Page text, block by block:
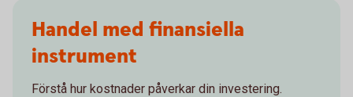
Handel med finansiella
instrument
Förstå hur kostnader påverkar din investering.